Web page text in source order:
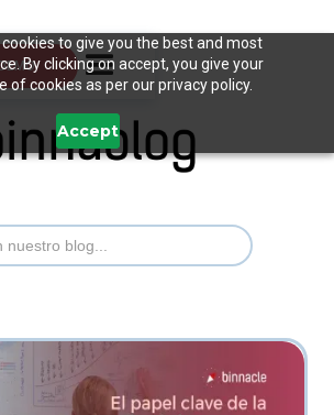
to give you the best and most
By clicking on accept, you give your
of cookies as per our privacy policy.
Accept